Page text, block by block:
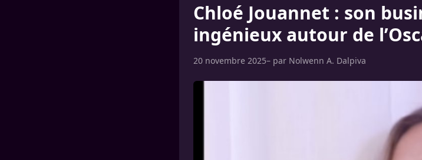
Chloé Jouannet : son
ingénieux autour de
20 novembre 2025– par Nolwenn A. Dalpiva